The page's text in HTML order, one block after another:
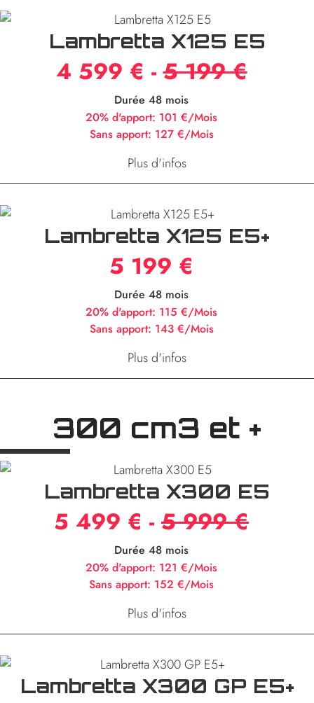
Lambretta X125 E5
4 599 € -5 199 €
Durée 48 mois
20% d'apport: 101 €/Mois
Sans apport: 127 €/Mois
Plus d'infos
Lambretta X125 E5+
5 199 €
Durée 48 mois
20% d'apport: 115 €/Mois
Sans apport: 143 €/Mois
Plus d'infos
300 cm3 et +
Lambretta X300 E5
5 499 € - 5 999 €
Durée 48 mois
20% d'apport: 121 €/Mois
Sans apport: 152 €/Mois
Plus d'infos
Lambretta X300 GP E5+